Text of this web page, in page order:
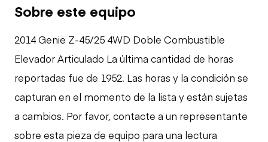
Sobre este equipo
2014 Genie Z-45/25 4WD Doble Combustible
Elevador Articulado La última cantidad de horas
reportadas fue de 1952. Las horas y la condición se
capturan en el momento de la lista y están sujetas
a cambios. Por favor, contacte a un representante
sobre esta pieza de equipo para una lectura